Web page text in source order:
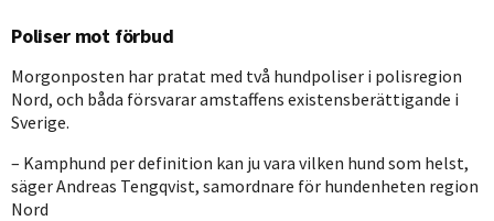
Poliser mot förbud
Morgonposten har pratat med två hundpoliser i polisregion
Nord, och båda försvarar amstaffens existensberättigande i
Sverige.
– Kamphund per definition kan ju vara vilken hund som helst,
säger Andreas Tengqvist, samordnare för hundenheten region
Nord